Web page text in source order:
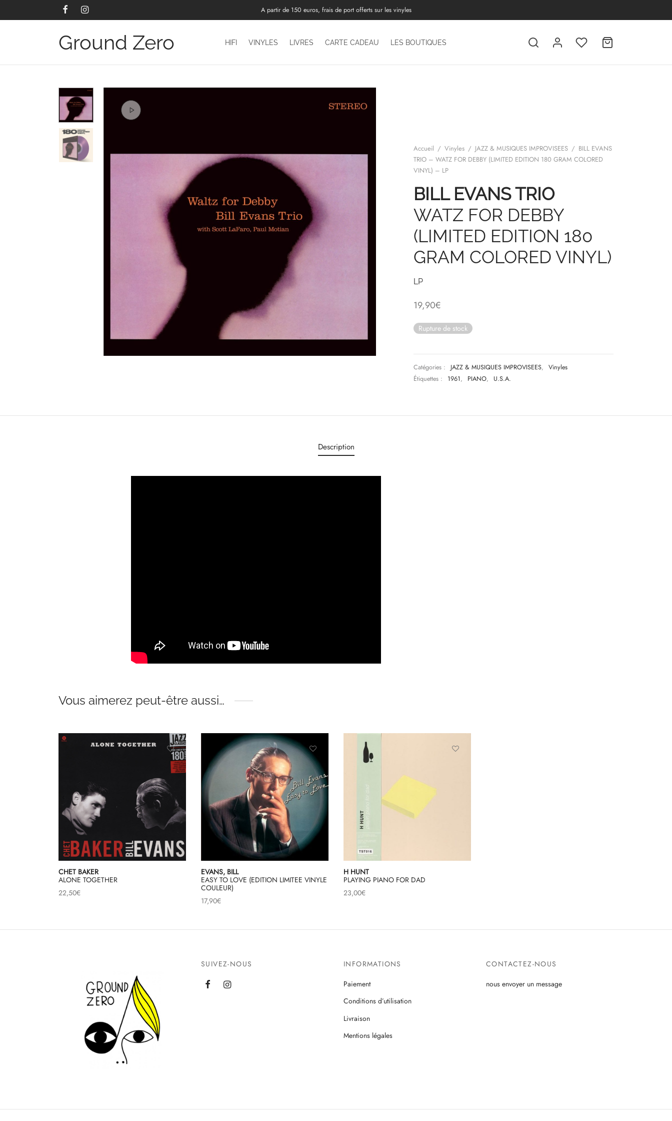
A partir de 150 euros, frais de port offerts sur les vinyles
Ground Zero HIFI VINYLES LIVRES CARTE CADEAU LES BOUTIQUES
Accueil / Vinyles / JAZZ & MUSIQUES IMPROVISEES / BILL EVANS
TRIO – WATZ FOR DEBBY (LIMITED EDITION 180 GRAM COLORED
VINYL) – LP
BILL EVANS TRIO
WATZ FOR DEBBY
(LIMITED EDITION 180
GRAM COLORED VINYL)
LP
19,90€
Rupture de stock
Catégories : JAZZ & MUSIQUES IMPROVISEES,
Vinyles
Étiquettes :
1961, PIANO, U.S.A.
Description
Vous aimerez peut-être aussi…
CHET BAKER
ALONE TOGETHER
22,50€
EVANS, BILL
EASY TO LOVE (EDITION LIMITEE VINYLE
COULEUR)
17,90€
H HUNT
PLAYING PIANO FOR DAD
23,00€
SUIVEZ-NOUS INFORMATIONS
Paiement
Conditions d’utilisation
Livraison
Mentions légales
CONTACTEZ-NOUS
nous envoyer un message